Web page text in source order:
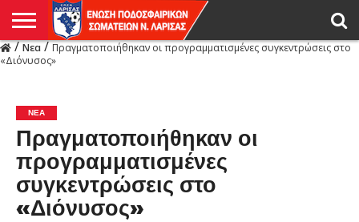
Η
ΕΝΩΣΗ
ΑΓΩΝΙΣΤΙΚΑ
ΜΙΚΤΉ
ΔΙΑΙΤΗΣΙΑ
ΠΡΩΤΑΘΛΗΜΑΤΑ
ΥΠΟΔΟΜΕΣ
ΚΥΠΕΛΛΟ
ΑΜΕΣΑ
LIVE
ΝΕΑ
ΠΡΩΤΑΘΛΗΜΑΤΑ
ΚΥΠΕΛΛΟ
ΥΠΟΔΟΜΕΣ
ΠΕΙΘΑΡΧΙΚΟ
ΜΙΚΤΗ
ΠΑΡΑΤΗΡΗΤΕΣ
ΠΡΟΠΟΝΗΤΕΣ
ΔΙΑΙΤΗΤΕΣ
VIDEO
ΓΕΝΙΚΑ
ΑΦΙΕΡΩΜΑΤΑ
ΕΚΔΗΛΩΣΕΙΣ
ΕΠΙΚΟΙΝΩΝΙΑ
/Νεα/Πραγματοποιήθηκαν οι προγραμματισμένες συγκεντρώσεις στο
«Διόνυσος»
ΝΕΑ
Πραγματοποιήθηκαν οι
προγραμματισμένες
συγκεντρώσεις στο
«Διόνυσος»